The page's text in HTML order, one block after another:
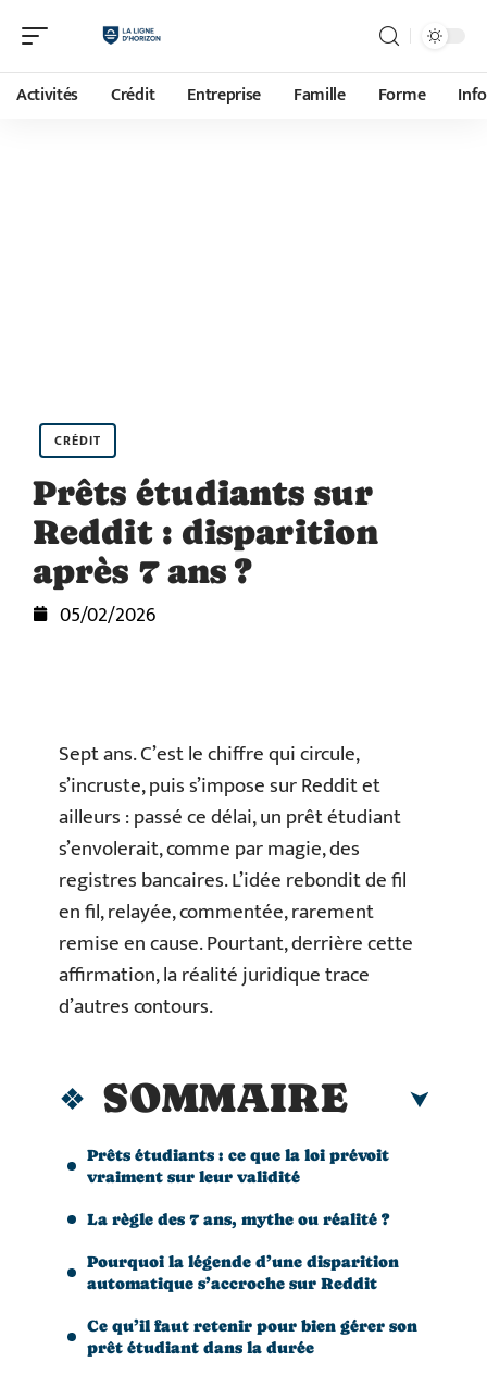
Activités Crédit Entreprise Famille Forme
CRÉDIT
Prêts étudiants sur
Reddit : disparition
après 7 ans ?
05/02/2026
Sept ans. C’est le chiffre qui circule,
s’incruste, puis s’impose sur Reddit et
ailleurs : passé ce délai, un prêt étudiant
s’envolerait, comme par magie, des
registres bancaires. L’idée rebondit de fil
en fil, relayée, commentée, rarement
remise en cause. Pourtant, derrière cette
affirmation, la réalité juridique trace
d’autres contours.
SOMMAIRE
Prêts étudiants : ce que la loi prévoit
vraiment sur leur validité
La règle des 7 ans, mythe ou réalité ?
Pourquoi la légende d’une disparition
automatique s’accroche sur Reddit
Ce qu’il faut retenir pour bien gérer son
prêt étudiant dans la durée